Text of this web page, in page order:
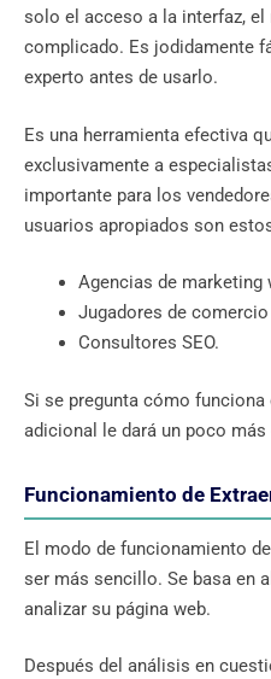
solo el acceso a la interfaz, el
complicado. Es jodidamente
experto antes de usarlo.
Es una herramienta efectiva
exclusivamente a
importante para los
usuarios apropiados son
Agencias de marketing
Jugadores de
Consultores SEO.
Si se pregunta cómo
adicional le dará un poco
Funcionamiento de
El modo de funcionamiento
ser más sencillo. Se basa en
analizar su página web.
Después del análisis en